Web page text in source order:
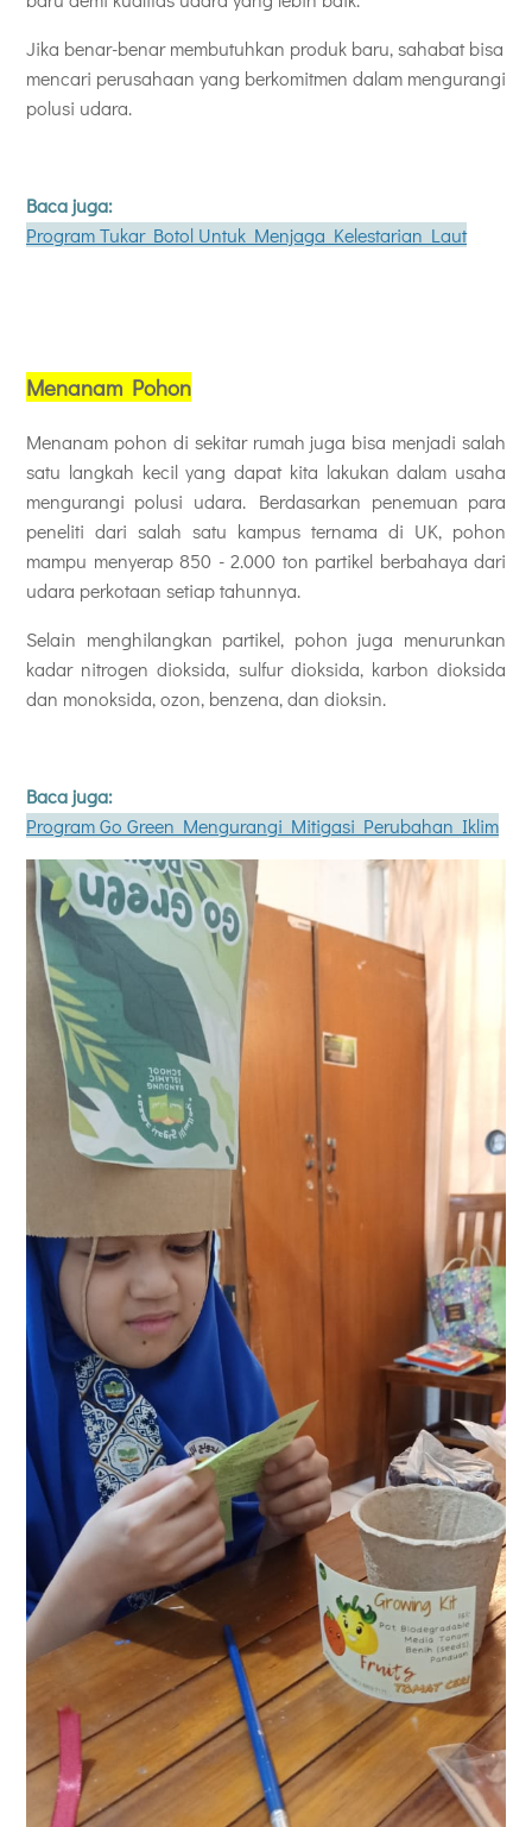
Jika benar-benar membutuhkan produk baru, sahabat bisa
mencari perusahaan yang berkomitmen dalam mengurangi
polusi udara.
Baca juga:
Program Tukar Botol Untuk Menjaga Kelestarian Laut
Menanam Pohon
Menanam pohon di sekitar rumah juga bisa menjadi salah
satu langkah kecil yang dapat kita lakukan dalam usaha
mengurangi polusi udara. Berdasarkan penemuan para
peneliti dari salah satu kampus ternama di UK, pohon
mampu menyerap 850 - 2.000 ton partikel berbahaya dari
udara perkotaan setiap tahunnya.
Selain menghilangkan partikel, pohon juga menurunkan
kadar nitrogen dioksida, sulfur dioksida, karbon dioksida
dan monoksida, ozon, benzena, dan dioksin.
Baca juga:
Program Go Green Mengurangi Mitigasi Perubahan Iklim